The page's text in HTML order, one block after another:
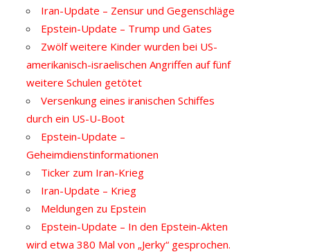
Iran-Update – Zensur und Gegenschläge
Epstein-Update – Trump und Gates
Zwölf weitere Kinder wurden bei US-
amerikanisch-israelischen Angriffen auf fünf
weitere Schulen getötet
Versenkung eines iranischen Schiffes
durch ein US-U-Boot
Epstein-Update –
Geheimdienstinformationen
Ticker zum Iran-Krieg
Iran-Update – Krieg
Meldungen zu Epstein
Epstein-Update – In den Epstein-Akten
wird etwa 380 Mal von „Jerky“ gesprochen.